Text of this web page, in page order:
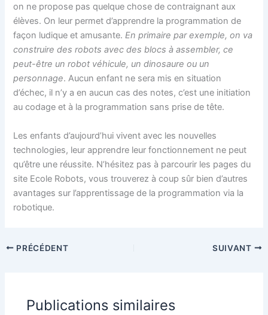
on ne propose pas quelque chose de contraignant aux
élèves. On leur permet d’apprendre la programmation de
façon ludique et amusante.En primaire par exemple, on va
construire des robots avec des blocs à assembler, ce
peut-être un robot véhicule, un dinosaure ou un
personnage. Aucun enfant ne sera mis en situation
d’échec, il n’y a en aucun cas des notes, c’est une initiation
au codage et à la programmation sans prise de tête.
Les enfants d’aujourd’hui vivent avec les nouvelles
technologies, leur apprendre leur fonctionnement ne peut
qu’être une réussite. N’hésitez pas à parcourir les pages du
site Ecole Robots, vous trouverez à coup sûr bien d’autres
avantages sur l’apprentissage de la programmation via la
robotique.
PRÉCÉDENT SUIVANT
Publications similaires